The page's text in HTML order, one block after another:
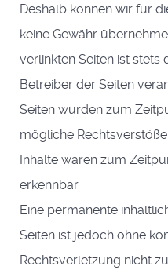
Deshalb können wir für
keine Gewähr
verlinkten Seiten ist
Betreiber der Seiten
Seiten wurden zum
mögliche
Inhalte waren zum
erkennbar.
Eine permanente
Seiten ist jedoch ohne
Rechtsverletzung nicht